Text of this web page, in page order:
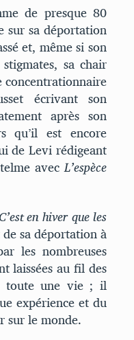
de presque 80
sur sa déportation
et, même si son
sa chair
concentrationnaire
écrivant son
après son
qu’il est encore
de Levi rédigeant
avecL’espèce
C’est en hiver que les
sa déportation à
les nombreuses
laissées au fil des
toute une vie ; il
expérience et du
sur le monde.